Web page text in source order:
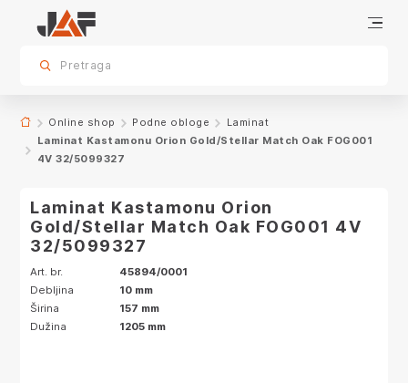
sr.skip-to.main-content
sr.skip-to.table-of-contents
sr.skip-to.main-navigation
Specifikacije
Karakteristike
Pretraga
Online shop Podne obloge
Laminat
Laminat Kastamonu Orion Gold/Stellar Match Oak FOG001
4V 32/5099327
Laminat Kastamonu Orion
Gold/Stellar Match Oak FOG001 4V
32/5099327
Art. br.
45894/0001
Debljina
10 mm
Širina
157 mm
Dužina
1205 mm